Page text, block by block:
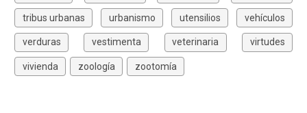
tribus urbanas urbanismo utensilios vehículos
verduras vestimenta veterinaria virtudes
vivienda zoología zootomía